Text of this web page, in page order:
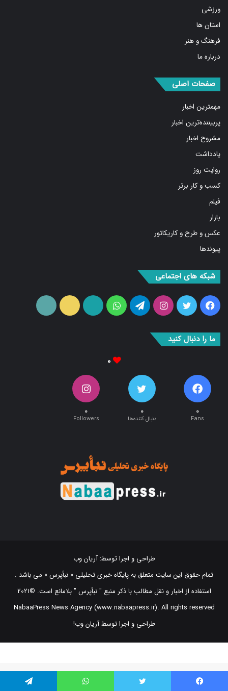
ورزشی
استان ها
فرهنگ و هنر
درباره ما
صفحات اصلی
مهمترین اخبار
پربیننده‌ترین اخبار
مشروح اخبار
یادداشت
روایت روز
کسب و کار برتر
فیلم
بازار
عکس و طرح و کاریکاتور
پیوندها
شبکه های اجتماعی
فیس
توییتر اینستاگرامتلگرام واتس
آپارات ایتا
ما را دنبال کنید
۰
۰
Fans
۰
دنبال کننده‌ها
۰
Followers
طراحی و اجرا توسط:آریان وب
تمام حقوق این سایت متعلق به پایگاه خبری تحلیلی « نبأپرس » می باشد .
استفاده از اخبار و نقل مطالب با ذکر منبع "‌ نبأپرس " بلامانع است. ©2021
NabaaPress News Agency (www.nabaapress.ir). All rights reserved
طراحی و اجرا توسط آریان وب!